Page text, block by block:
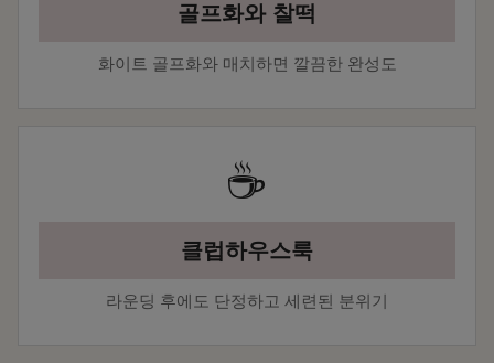
골프화와 찰떡
화이트 골프화와 매치하면 깔끔한 완성도
☕
클럽하우스룩
라운딩 후에도 단정하고 세련된 분위기